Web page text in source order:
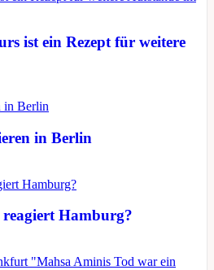
ist ein Rezept für weitere
in Berlin
Hamburg?